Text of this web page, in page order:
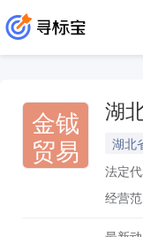
金钺
贸易
湖
湖北
法定代
经营范